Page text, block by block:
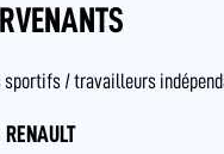
sportifs / travailleurs
RENAULT